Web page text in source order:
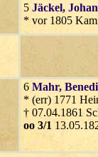
5 Jäckel,
* vor 1805
6 Mahr,
* (err) 1771
† 07.04.1861
oo 3/1